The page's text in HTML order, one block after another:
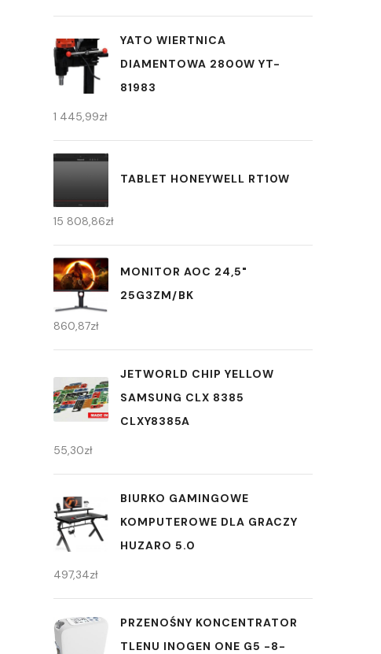
YATO WIERTNICA
DIAMENTOWA 2800W YT-
81983
1 445,99zł
TABLET HONEYWELL RT10W
15 808,86zł
MONITOR AOC 24,5"
25G3ZM/BK
860,87zł
JETWORLD CHIP YELLOW
SAMSUNG CLX 8385
CLXY8385A
55,30zł
BIURKO GAMINGOWE
KOMPUTEROWE DLA GRACZY
HUZARO 5.0
497,34zł
PRZENOŚNY KONCENTRATOR
TLENU INOGEN ONE G5 -8-